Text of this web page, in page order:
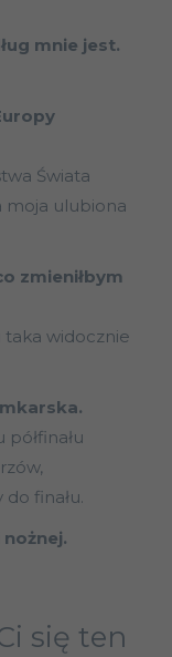
mnie jest.
Świata
moja ulubiona
zmieniłbym
taka widocznie
finału.
się ten